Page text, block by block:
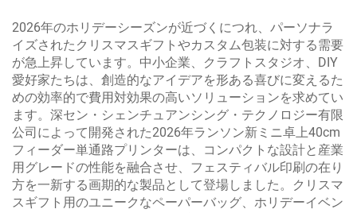
2026年のホリデーシーズンが近づくにつれ、パーソナラ
イズされたクリスマスギフトやカスタム包装に対する需要
が急上昇しています。中小企業、クラフトスタジオ、DIY
愛好家たちは、創造的なアイデアを形ある喜びに変えるた
めの効率的で費用対効果の高いソリューションを求めてい
ます。深セン・シェンチュアンシング・テクノロジー有限
公司によって開発された2026年ランソン新ミニ卓上40cm
フィーダー単通路プリンターは、コンパクトな設計と産業
用グレードの性能を融合させ、フェスティバル印刷の在り
方を一新する画期的な製品として登場しました。クリスマ
スギフト用のユニークなペーパーバッグ、ホリデーイベン